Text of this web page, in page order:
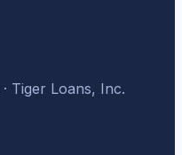
· Tiger Loans, Inc.